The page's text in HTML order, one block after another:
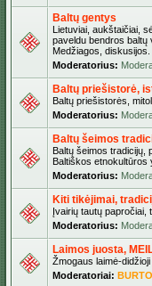
Baltų gentys
Lietuviai, aukštaičiai,
paveldu bendros baltų
Medžiagos, diskusijos.
Moderatorius:
Baltų priešistorė,
Baltų priešistorės,
Moderatorius:
Baltų šeimos
Baltų šeimos tradicijų,
Baltiškos etnokultūros
Moderatorius:
Kiti tikėjimai,
Įvairių tautų papročiai,
Moderatorius:
Laimos juosta,
Žmogaus laimė-didžioji
Moderatoriai: